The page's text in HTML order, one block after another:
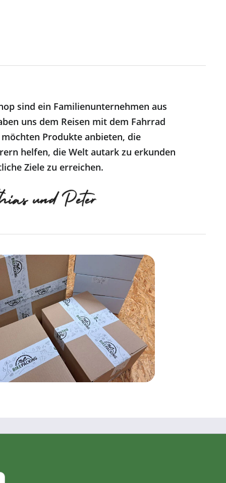
sind ein Familienunternehmen aus
uns dem Reisen mit dem Fahrrad
Produkte anbieten, die
helfen, die Welt autark zu erkunden
Ziele zu erreichen.